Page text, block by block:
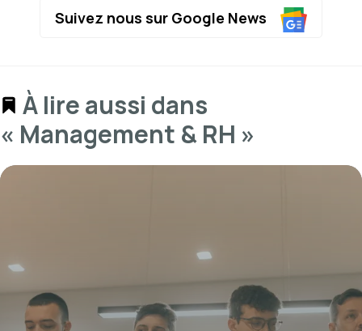
Suivez nous sur Google News
À lire aussi dans
« Management & RH »